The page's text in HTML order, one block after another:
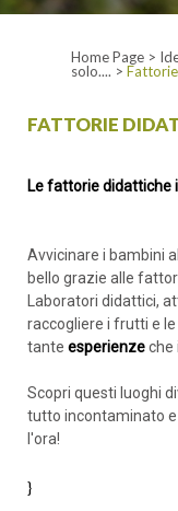
Home Page >
solo.... >
FATTORIE
Le fattorie didattiche
Avvicinare i bambini al
bello grazie alle
Laboratori didattici,
raccogliere i frutti e
tante esperienzeche
Scopri questi luoghi
tutto incontaminato e
l'ora!
}